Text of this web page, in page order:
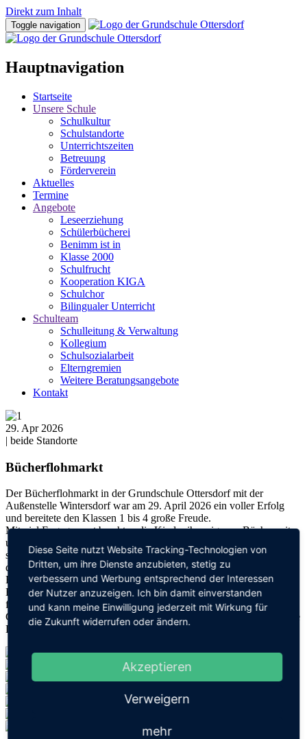
Direkt zum Inhalt
Toggle navigation
Hauptnavigation
Startseite
Unsere Schule
Schulkultur
Schulstandorte
Unterrichtszeiten
Betreuung
Förderverein
Aktuelles
Termine
Angebote
Leseerziehung
Schülerbücherei
Benimm ist in
Klasse 2000
Schulfrucht
Kooperation KIGA
Schulchor
Bilingualer Unterricht
Schulteam
Schulleitung & Verwaltung
Kollegium
Schulsozialarbeit
Elterngremien
Weitere Beratungsangebote
Kontakt
29. Apr 2026
| beide Standorte
Bücherflohmarkt
Der Bücherflohmarkt in der Grundschule Ottersdorf mit der
Außenstelle Wintersdorf war am 29. April 2026 ein voller Erfolg
und bereitete den Klassen 1 bis 4 große Freude.
Mit viel Engagement brachten die Kinder ihre eigenen Bücher mit
und legten selbstständig Preise fest. Die liebevoll nach Lesestufen
sortierten Büchertische luden zum Stöbern ein. Klassenweise
durften die Schülerinnen und Schüler anschließend auf
Entdeckungstour gehen und sich mit neuem Lesestoff eindecken.
Besonders schön war auch die Möglichkeit, nicht verkaufte Bücher
für die Schul- oder Klassenbibliothek zu spenden. So konnten viele
Geschichten weitergegeben werden und finden nun neue begeisterte
Leserinnen und Leser.
Diese Seite nutzt Website Tracking-Technologien von
Dritten, um ihre Dienste anzubieten, stetig zu
verbessern und Werbung entsprechend der Interessen
der Nutzer anzuzeigen. Ich bin damit einverstanden
und kann meine Einwilligung jederzeit mit Wirkung für
die Zukunft widerrufen oder ändern.
Akzeptieren
Verweigern
mehr